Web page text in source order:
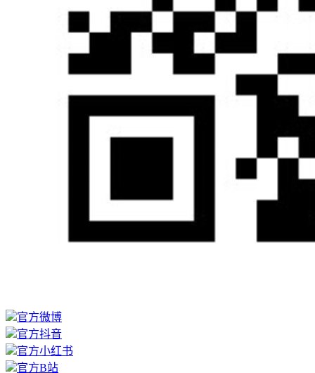
官方微博
官方抖音
官方小红书
官方B站